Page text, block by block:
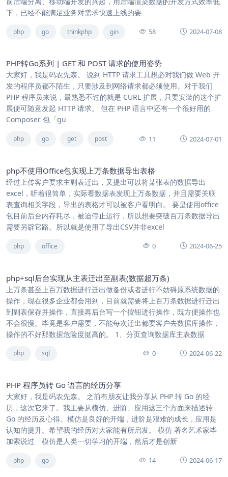
下，已经不能满足业务对需求快速上线的要
php go thinkphp gin 58 2024-07-08
PHP转Go系列 | GET 和 POST 请求的使用姿势
大家好，我是码农先森。 说到 HTTP 请求工具想必对我们做 Web 开
发的程序员都不陌生，只要涉及到网络请求都必须使用。对于我们
PHP 程序员来说，最熟悉不过的就是 CURL 扩展，只要安装的这个扩
展便可随意发起 HTTP 请求。 但在 PHP 语言中还有一个很好用的
Composer 包「gu
php go get post 11 2024-07-01
php不使用Office包实现上万条数据导出表格
经过上传客户要求主副表迁出，又提出可以将某张表的数据导出
excel，听着很简单，实际看数据表发现上万条数据，并且需要关联
表查询相关字段，导出的表格才可以被客户看明白。 要是使用office
包目前后台内存耗尽，被迫停止运行，所以想要突破百万条数据导出
需要另辟它路。所以就是使用了导出CSV并非excel
php office 0 2024-06-25
php+sql后台实现从主表迁出至副表(数据超万条)
上万条甚至上百万数据进行迁出做备份或者进行不妨碍原系统数据的
操作，现在很多企业都会用到，目前就需要将上百万条数据进行迁出
到副表保存并操作，直接再后台写一个按钮进行操作，既方便操作也
不会很慢。毕竟是客户需要，不能每次迁出都要客户去数据库操作，
操作的不好那数据危险度挺高的。 1、分页查询数据库主表数据
php sql 0 2024-06-22
PHP 程序员转 Go 语言的经历分享
大家好，我是码农先森。 之前有朋友让我分享从 PHP 转 Go 的经
历，这次它来了。我主要从模仿、进阶、应用这三个方面来描述转
Go 的经历及心得。模仿是良好的开端，进阶是艰难的成长，应用是
认知的提升。希望我的经历对大家能有所启发。 模仿 著名艺术家毕
加索说过「模仿是人类一切学习的开端，然后才是创新
php go 14 2024-06-17